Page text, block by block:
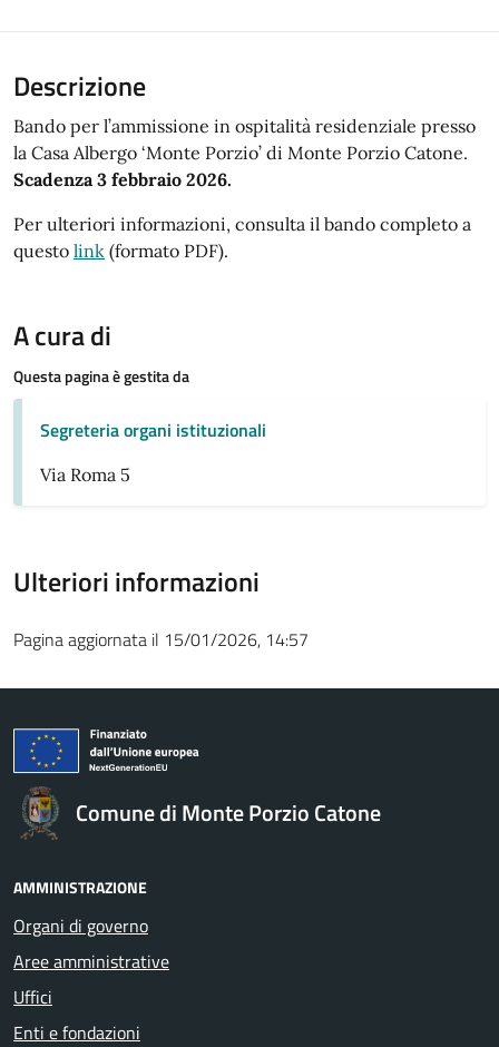
Descrizione
Bando per l’ammissione in ospitalità residenziale presso
la Casa Albergo ‘Monte Porzio’ di Monte Porzio Catone.
Scadenza 3 febbraio 2026.
Per ulteriori informazioni, consulta il bando completo a
questo link (formato PDF).
A cura di
Questa pagina è gestita da
Segreteria organi istituzionali
Via Roma 5
Ulteriori informazioni
Pagina aggiornata il 15/01/2026, 14:57
Comune di Monte Porzio Catone
AMMINISTRAZIONE
Organi di governo
Aree amministrative
Uffici
Enti e fondazioni